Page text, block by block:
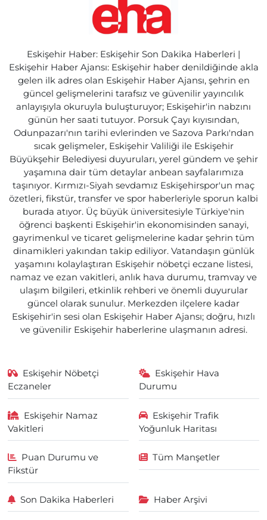
Eskişehir Haber: Eskişehir Son Dakika Haberleri |
Eskişehir Haber Ajansı: Eskişehir haber denildiğinde akla
gelen ilk adres olan Eskişehir Haber Ajansı, şehrin en
güncel gelişmelerini tarafsız ve güvenilir yayıncılık
anlayışıyla okuruyla buluşturuyor; Eskişehir'in nabzını
günün her saati tutuyor. Porsuk Çayı kıyısından,
Odunpazarı'nın tarihi evlerinden ve Sazova Parkı'ndan
sıcak gelişmeler, Eskişehir Valiliği ile Eskişehir
Büyükşehir Belediyesi duyuruları, yerel gündem ve şehir
yaşamına dair tüm detaylar anbean sayfalarımıza
taşınıyor. Kırmızı-Siyah sevdamız Eskişehirspor'un maç
özetleri, fikstür, transfer ve spor haberleriyle sporun kalbi
burada atıyor. Üç büyük üniversitesiyle Türkiye'nin
öğrenci başkenti Eskişehir'in ekonomisinden sanayi,
gayrimenkul ve ticaret gelişmelerine kadar şehrin tüm
dinamikleri yakından takip ediliyor. Vatandaşın günlük
yaşamını kolaylaştıran Eskişehir nöbetçi eczane listesi,
namaz ve ezan vakitleri, anlık hava durumu, tramvay ve
ulaşım bilgileri, etkinlik rehberi ve önemli duyurular
güncel olarak sunulur. Merkezden ilçelere kadar
Eskişehir'in sesi olan Eskişehir Haber Ajansı; doğru, hızlı
ve güvenilir Eskişehir haberlerine ulaşmanın adresi.
Eskişehir Nöbetçi
Eczaneler
Eskişehir Hava
Durumu
Eskişehir Namaz
Vakitleri
Eskişehir Trafik
Yoğunluk Haritası
Puan Durumu ve
Fikstür
Tüm Manşetler
Son Dakika Haberleri Haber Arşivi